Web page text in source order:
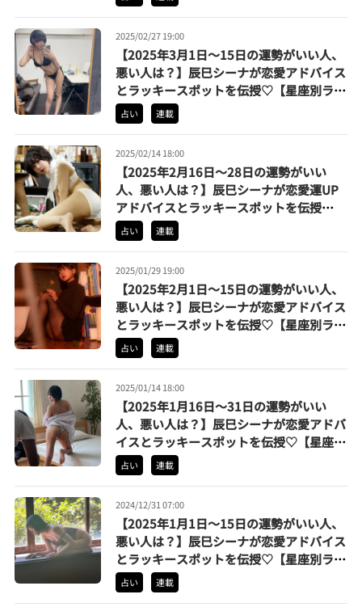
2025/02/27 19:00
【2025年3月1日〜15日の運勢がいい人、
悪い人は？】辰巳シーナが恋愛アドバイス
とラッキースポットを伝授♡【星座別ラン
キング】
占い 連載
2025/02/14 18:00
【2025年2月16日〜28日の運勢がいい
人、悪い人は？】辰巳シーナが恋愛運UP
アドバイスとラッキースポットを伝授
♡【星座別運勢ランキング】
占い 連載
2025/01/29 19:00
【2025年2月1日〜15日の運勢がいい人、
悪い人は？】辰巳シーナが恋愛アドバイス
とラッキースポットを伝授♡【星座別ラン
キング】
占い 連載
2025/01/14 18:00
【2025年1月16日〜31日の運勢がいい
人、悪い人は？】辰巳シーナが恋愛アドバ
イスとラッキースポットを伝授♡【星座別
ランキング】
占い 連載
2024/12/31 07:00
【2025年1月1日〜15日の運勢がいい人、
悪い人は？】辰巳シーナが恋愛アドバイス
とラッキースポットを伝授♡【星座別ラン
キング】
占い 連載